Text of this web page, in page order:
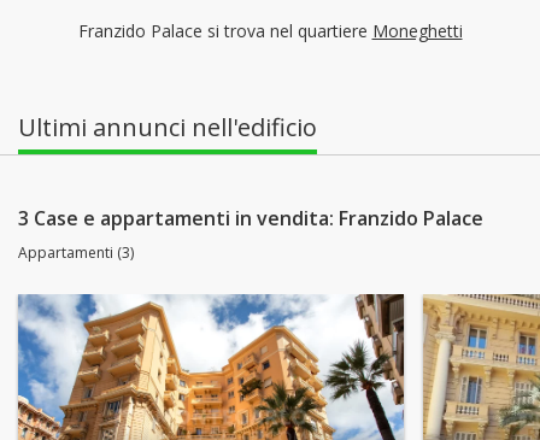
Franzido Palace si trova nel quartiere Moneghetti
Ultimi annunci nell'edificio
3 Case e appartamenti in vendita: Franzido Palace
Appartamenti (3)